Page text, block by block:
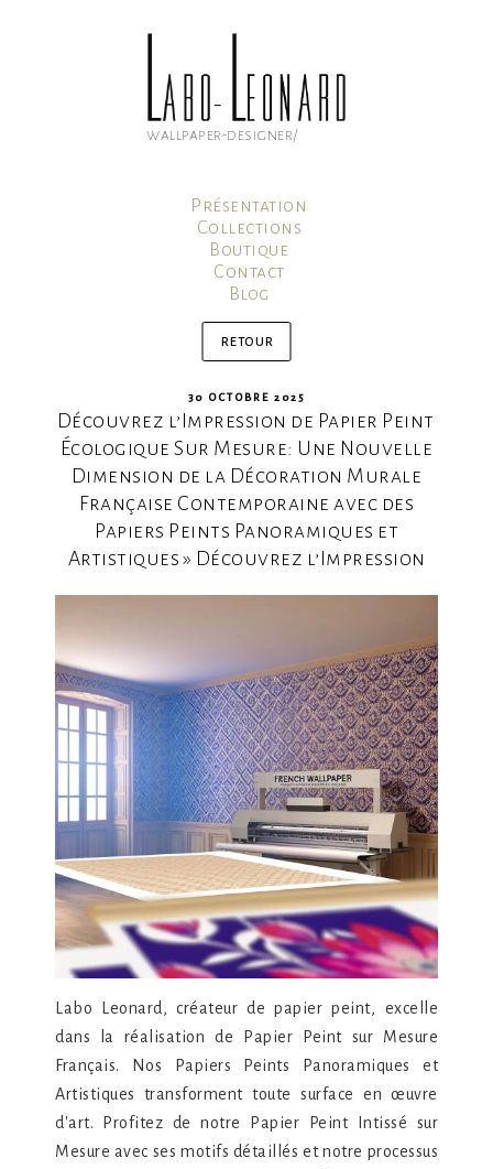
wallpaper-designer/
Présentation
Collections
Boutique
Contact
Blog
Panier
PUBLIÉ
LE
30 OCTOBRE 2025
Découvrez l’Impression de Papier Peint
Écologique Sur Mesure: Une Nouvelle
Dimension de la Décoration Murale
Française Contemporaine avec des
Papiers Peints Panoramiques et
Artistiques » Découvrez l’Impression
retour
Labo Leonard, créateur de papier peint, excelle
dans la réalisation de Papier Peint sur Mesure
Français. Nos Papiers Peints Panoramiques et
Artistiques transforment toute surface en œuvre
d'art. Profitez de notre Papier Peint Intissé sur
Mesure avec ses motifs détaillés et notre processus